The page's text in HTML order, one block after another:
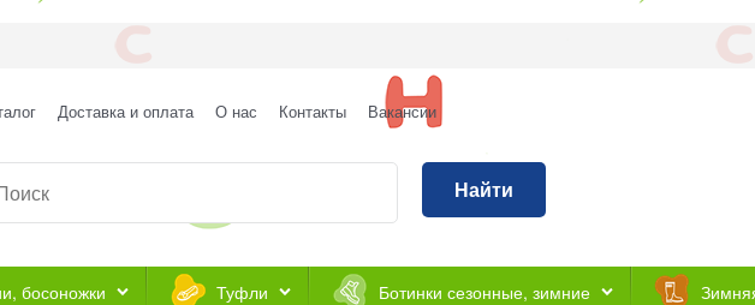
Доставка и оплата О нас Контакты Вакансии
Найти
босоножки Туфли Ботинки сезонные, зимние